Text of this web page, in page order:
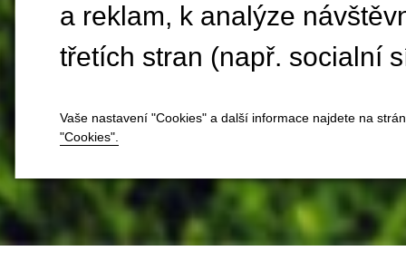
a reklam, k analýze
třetích stran (např. socialní
Vaše nastavení "Cookies" a další informace najdete na
"Cookies".